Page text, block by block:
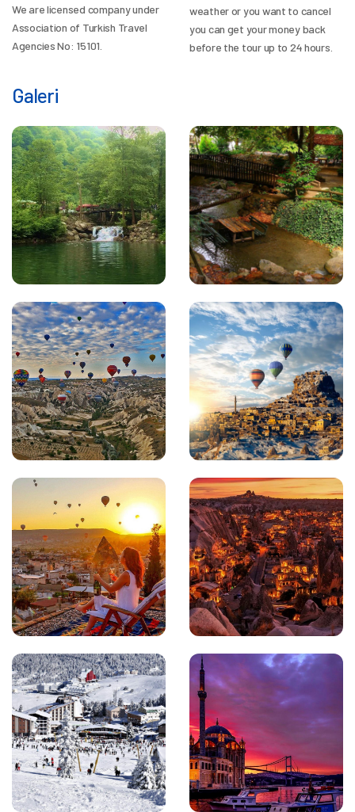
We are licensed company under
Association of Turkish Travel
Agencies No: 15101.
weather or you want to cancel
you can get your money back
before the tour up to 24 hours.
Galeri